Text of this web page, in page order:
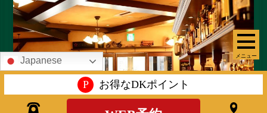
メニュー
Japanese
P お得なDKポイント